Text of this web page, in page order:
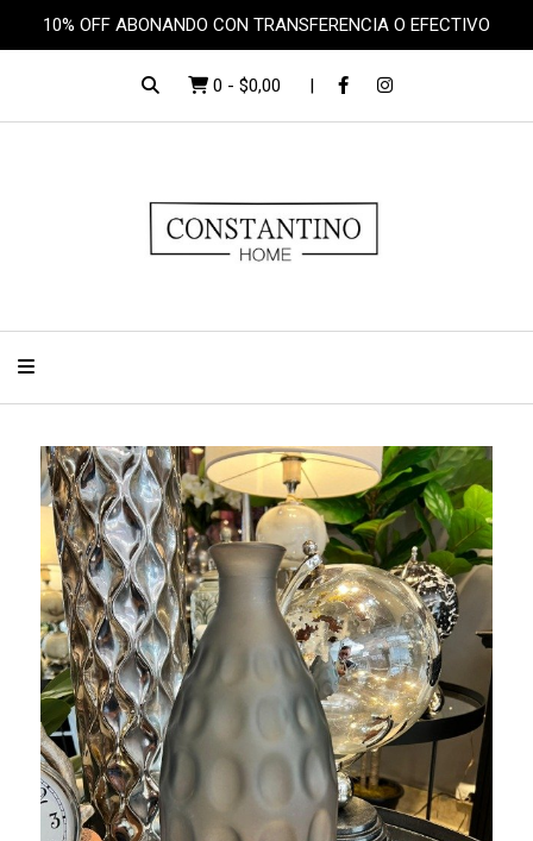
10% OFF ABONANDO CON TRANSFERENCIA O EFECTIVO
0 - $0,00